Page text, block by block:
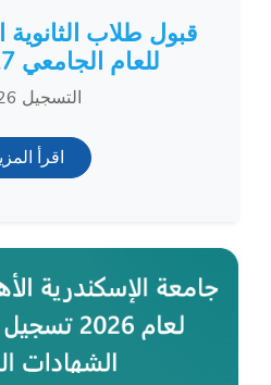
قبول طلاب الثانوية
للعام الجامعي 2026/2027
التسجيل 2026
اقرأ